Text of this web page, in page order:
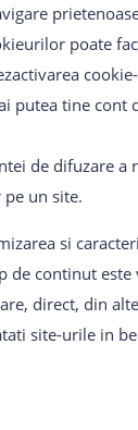
poate
putea tine
de difuzare
un site.
si
de continut
direct, din
site-urile in